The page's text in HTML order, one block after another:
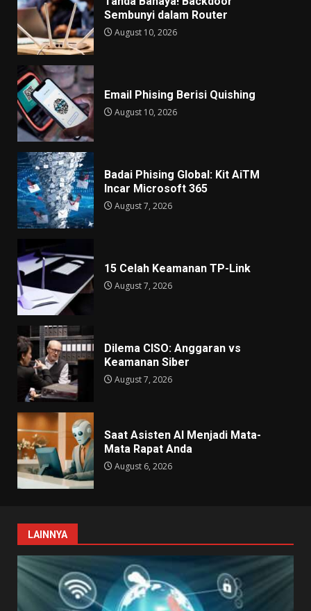
Sembunyi dalam Router
August 10, 2026
Email Phising Berisi Quishing
August 10, 2026
Badai Phising Global: Kit AiTM
Incar Microsoft 365
August 7, 2026
15 Celah Keamanan TP-Link
August 7, 2026
Dilema CISO: Anggaran vs
Keamanan Siber
August 7, 2026
Saat Asisten AI Menjadi Mata-
Mata Rapat Anda
August 6, 2026
LAINNYA